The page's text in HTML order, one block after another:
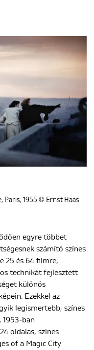
Paris, 1955 © Ernst Haas
egyre többet
számító színes
25 és 64 filmre,
technikát fejlesztett
különös
Ezekkel az
legismertebb, színes
ban
oldalas, színes
of a Magic City